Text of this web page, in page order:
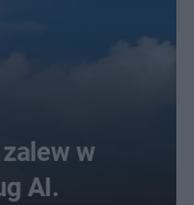
w
AI.